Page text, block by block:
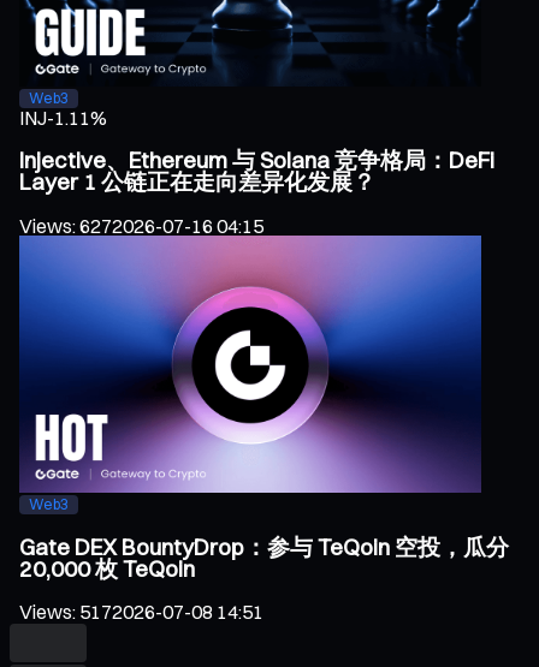
Web3
INJ-1.11%
Injective、Ethereum 与 Solana 竞争格局：DeFi
Layer 1 公链正在走向差异化发展？
Views:6272026-07-16 04:15
Web3
Gate DEX BountyDrop：参与 TeQoin 空投，瓜分
20,000 枚 TeQoin
Views: 5172026-07-08 14:51